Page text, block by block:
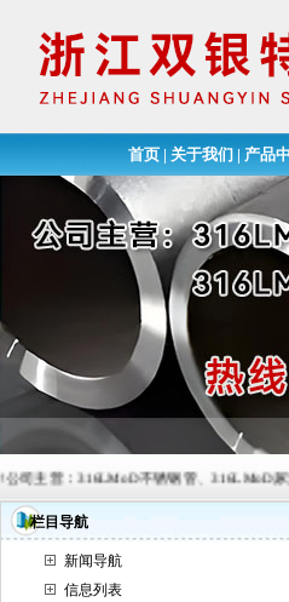
首页 | 关于我们 | 产品
主营：316LMoD不锈钢管、316LMoD尿
栏目导航
新闻导航
信息列表